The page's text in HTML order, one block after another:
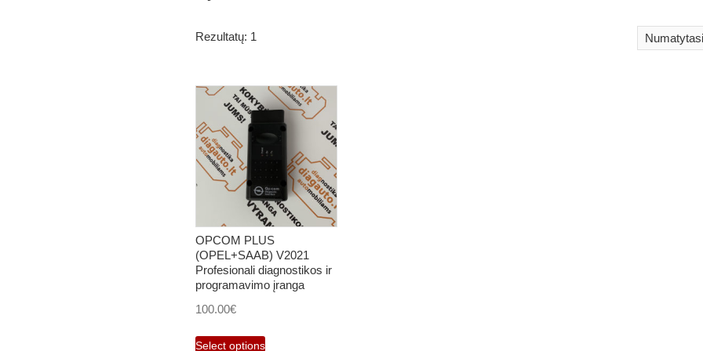
Rezultatų: 1
OPCOM PLUS
(OPEL+SAAB) V2021
Profesionali diagnostikos ir
programavimo įranga
100.00€
Select options